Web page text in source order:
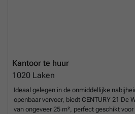
Kantoor te huur
1020 Laken
Ideaal gelegen in de onmiddellijke
openbaar vervoer, biedt CENTURY 21 De
van ongeveer 25 m², perfect geschikt